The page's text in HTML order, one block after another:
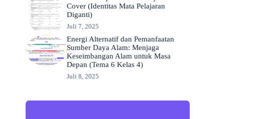
Cover (Identitas Mata Pelajaran
Diganti)
Juli 7, 2025
Energi Alternatif dan Pemanfaatan
Sumber Daya Alam: Menjaga
Keseimbangan Alam untuk Masa
Depan (Tema 6 Kelas 4)
Juli 8, 2025